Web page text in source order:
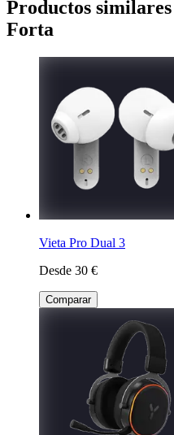
Productos
Forta
Vieta Pro Dual 3
Desde 30 €
Comparar